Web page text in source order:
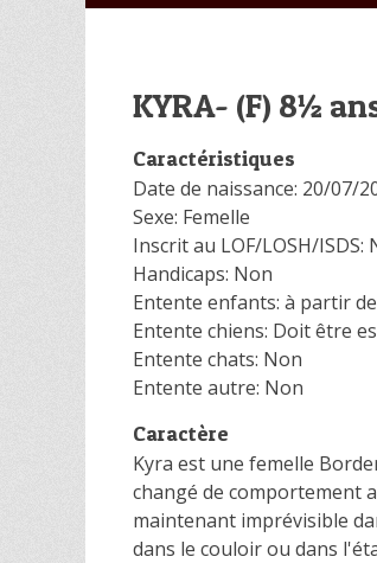
KYRA- (F) 8½
Caractéristiques
Date de naissance: 20/07/
Sexe: Femelle
Inscrit au LOF/LOSH/ISDS:
Handicaps: Non
Entente enfants: à partir
Entente chiens: Doit être
Entente chats: Non
Entente autre: Non
Caractère
Kyra est une femelle
changé de comportement
maintenant imprévisible
dans le couloir ou dans